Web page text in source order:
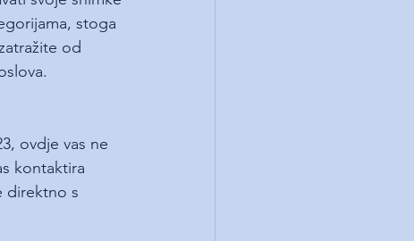
stoga
od
ovdje vas ne
kontaktira
direktno s